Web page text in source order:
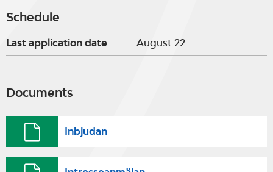
Schedule
Last application date August 22
Documents
Inbjudan